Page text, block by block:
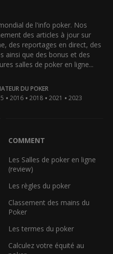
de l'info poker. Nos
des articles à jour sur
des reportages en direct, des
ainsi que des bonus et des
salles de poker en ligne...
DU POKER
• 2016 • 2018 • 2021 • 2023
COMMENT
Les Salles de poker en ligne
(review)
Les règles du poker
Classement des mains du
Poker
Les termes du poker
Calculez votre équité au